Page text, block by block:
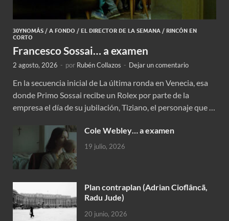
30YNOMÁS / A FONDO / EL DIRECTOR DE LA SEMANA / RINCÓN EN
CORTO
Francesco Sossai… a examen
2 agosto, 2026 - por Rubén Collazos - Dejar un comentario
En la secuencia inicial de La última ronda en Venecia, esa
donde Primo Sossai recibe un Rolex por parte de la
empresa el día de su jubilación, Tiziano, el personaje que …
Cole Webley… a examen
19 julio, 2026
Plan contraplan (Adrian Cioflâncã,
Radu Jude)
20 junio, 2026